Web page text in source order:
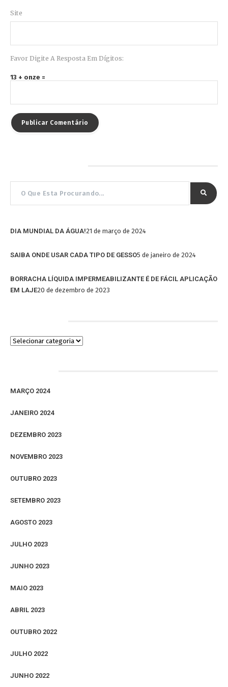
Site
Favor Digite A Resposta Em Dígitos:
13 + onze =
DIA MUNDIAL DA ÁGUA!21 de março de 2024
SAIBA ONDE USAR CADA TIPO DE GESSO5 de janeiro de 2024
BORRACHA LÍQUIDA IMPERMEABILIZANTE É DE FÁCIL APLICAÇÃO
EM LAJE20 de dezembro de 2023
MARÇO 2024
JANEIRO 2024
DEZEMBRO 2023
NOVEMBRO 2023
OUTUBRO 2023
SETEMBRO 2023
AGOSTO 2023
JULHO 2023
JUNHO 2023
MAIO 2023
ABRIL 2023
OUTUBRO 2022
JULHO 2022
JUNHO 2022